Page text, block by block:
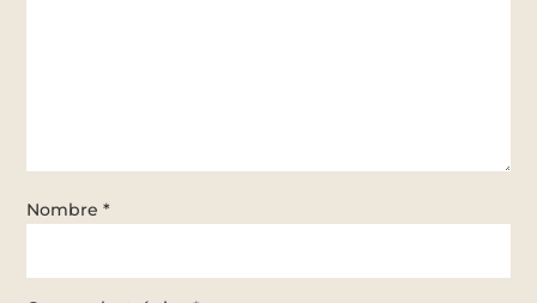
Nombre*